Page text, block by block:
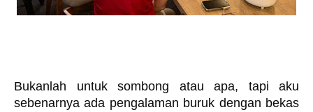
Bukanlah untuk sombong atau apa, tapi aku
sebenarnya ada pengalaman buruk dengan bekas